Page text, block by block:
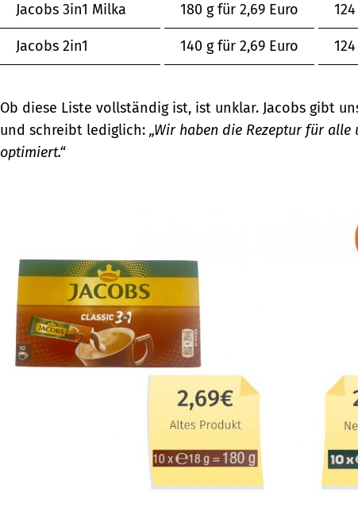
Jacobs 3in1 Milka 180 g für 2,69 Euro
Jacobs 2in1 140 g für 2,69 Euro
Ob diese Liste vollständig ist, ist unklar. Jacobs gibt
und schreibt lediglich: „Wir haben die Rezeptur für alle
optimiert.“